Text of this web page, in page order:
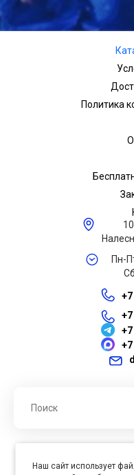
Политика
Пн-
Наш сайт использует